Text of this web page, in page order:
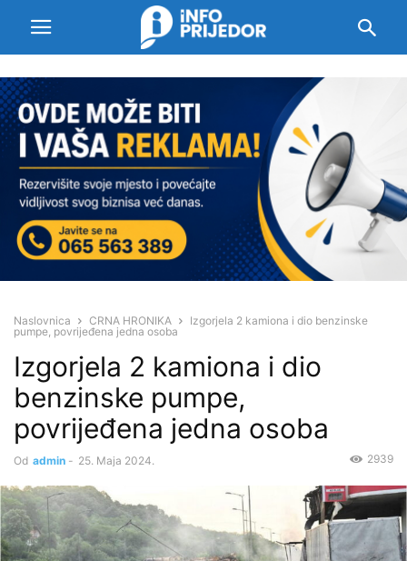
Naslovnica CRNA HRONIKA
Izgorjela 2 kamiona i dio benzinske
pumpe, povrijeđena jedna osoba
Izgorjela 2 kamiona i dio
benzinske pumpe,
povrijeđena jedna osoba
Od admin - 25. Maja 2024. 2939